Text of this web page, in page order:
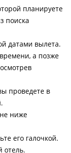
планируете
поиска
датами вылета.
а позже
проведете в
ниже
его галочкой.
отель.